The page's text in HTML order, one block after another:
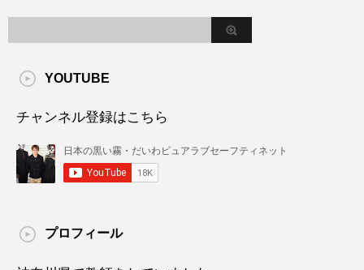
YOUTUBE
チャンネル登録はこちら
プロフィール